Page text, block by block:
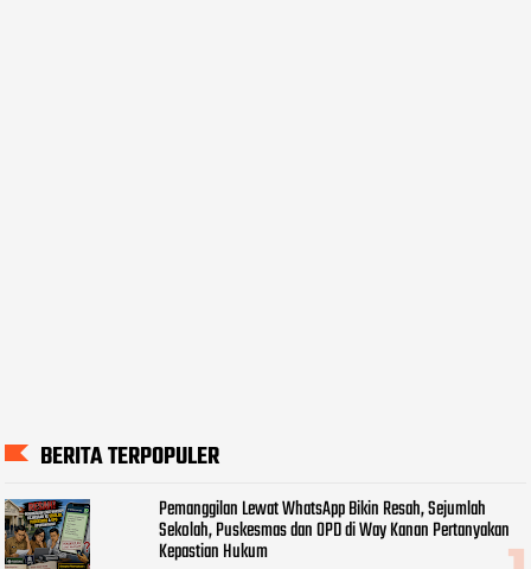
BERITA TERPOPULER
Pemanggilan Lewat WhatsApp Bikin Resah, Sejumlah
Sekolah, Puskesmas dan OPD di Way Kanan Pertanyakan
Kepastian Hukum